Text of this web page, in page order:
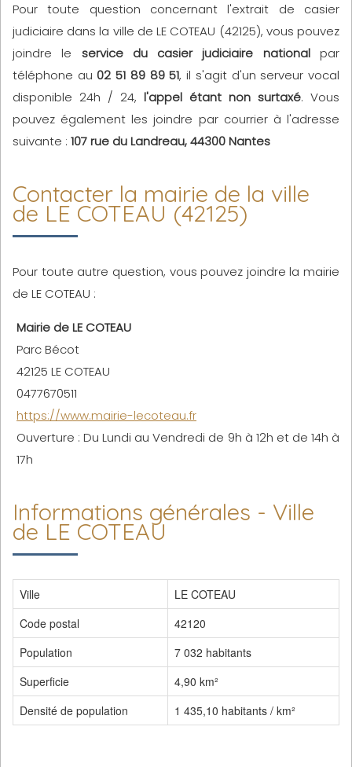
Pour toute question concernant l'extrait de casier
judiciaire dans la ville de LE COTEAU (42125), vous pouvez
joindre le service du casier judiciaire nationalpar
téléphone au 02 51 89 89 51, il s'agit d'un serveur vocal
disponible 24h / 24, l'appel étant non surtaxé. Vous
pouvez également les joindre par courrier à l'adresse
suivante : 107 rue du Landreau, 44300 Nantes
Contacter la mairie de la ville
de LE COTEAU (42125)
Pour toute autre question, vous pouvez joindre la mairie
de LE COTEAU :
Mairie de LE COTEAU
Parc Bécot
42125 LE COTEAU
0477670511
https://www.mairie-lecoteau.fr
Ouverture : Du Lundi au Vendredi de 9h à 12h et de 14h à
17h
Informations générales - Ville
de LE COTEAU
Ville
LE COTEAU
Code postal
42120
Population
7 032 habitants
Superficie
4,90 km²
Densité de population
1 435,10 habitants / km²